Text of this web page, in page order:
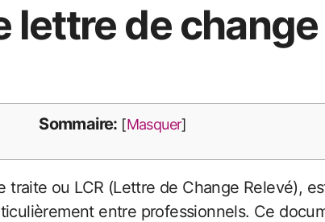
lettre de change
Sommaire: [Masquer]
entre professionnels. Ce